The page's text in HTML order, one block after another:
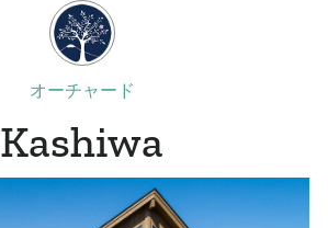
オーチャード
Kashiwa